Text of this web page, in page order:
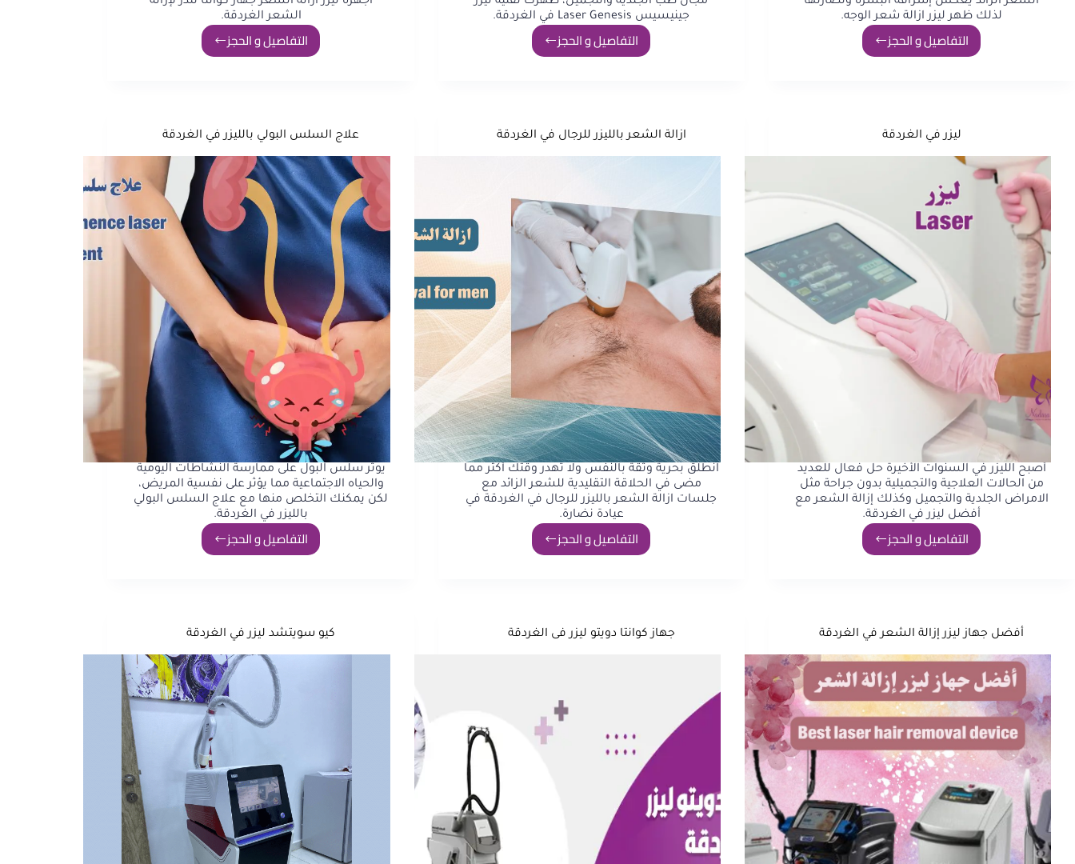
لذلك ظهر ليزر ازالة شعر الوجه.
التفاصيل و الحجز
جينيسيس Laser Genesis في الغردقة.
التفاصيل و الحجز
الشعر الغردقة.
التفاصيل و الحجز
ليزر في الغردقة
أصبح الليزر في السنوات الأخيرة حل فعال للعديد
من الحالات العلاجية والتجميلية بدون جراحة مثل
الامراض الجلدية والتجميل وكذلك إزالة الشعر مع
أفضل ليزر في الغردقة.
التفاصيل و الحجز
ازالة الشعر بالليزر للرجال في الغردقة
انطلق بحرية وثقة بالنفس ولا تهدر وقتك أكثر مما
مضى في الحلاقة التقليدية للشعر الزائد مع
جلسات ازالة الشعر بالليزر للرجال في الغردقة في
عيادة نضارة.
التفاصيل و الحجز
علاج السلس البولي بالليزر في الغردقة
يوثر سلس البول على ممارسة النشاطات اليومية
والحياه الاجتماعية مما يؤثر على نفسية المريض،
لكن يمكنك التخلص منها مع علاج السلس البولي
بالليزر في الغردقة.
التفاصيل و الحجز
أفضل جهاز ليزر إزالة الشعر في الغردقة جهاز كوانتا دويتو ليزر فى الغردقة كيو سويتشد ليزر في الغردقة